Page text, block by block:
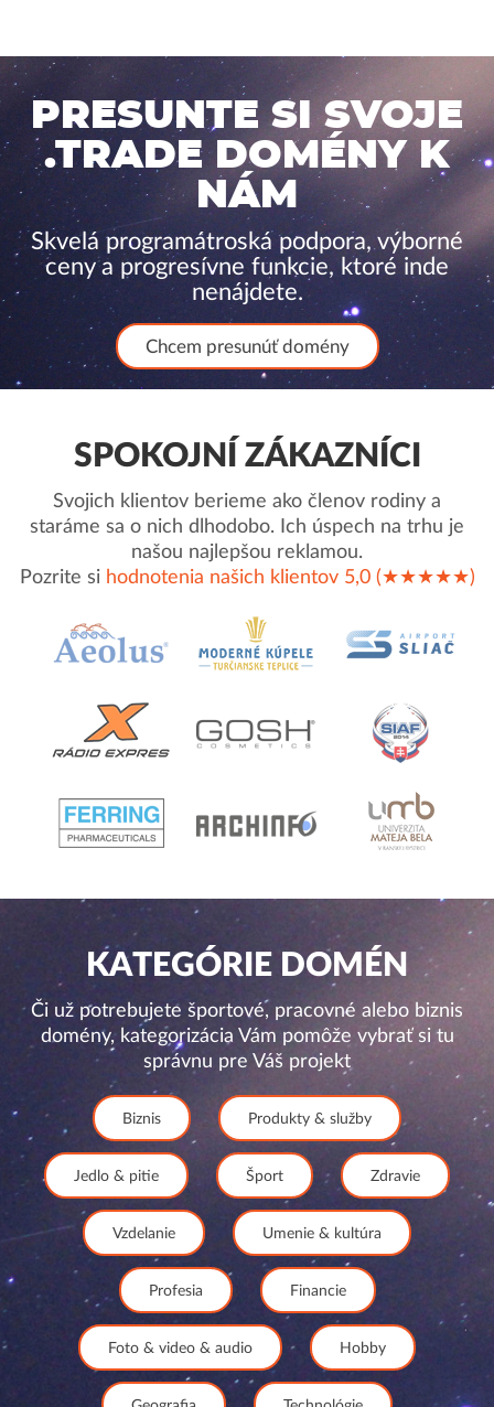
PRESUNTE SI SVOJE
.TRADE DOMÉNY K
NÁM
Skvelá programátroská podpora, výborné
ceny a progresívne funkcie, ktoré inde
nenájdete.
Chcem presunúť domény
SPOKOJNÍ ZÁKAZNÍCI
Svojich klientov berieme ako členov rodiny a
staráme sa o nich dlhodobo. Ich úspech na trhu je
našou najlepšou reklamou.
Pozrite si hodnotenia našich klientov 5,0 (★★★★★)
KATEGÓRIE DOMÉN
Či už potrebujete športové, pracovné alebo biznis
domény, kategorizácia Vám pomôže vybrať si tu
správnu pre Váš projekt
Biznis Produkty & služby
Jedlo & pitie Šport Zdravie
Vzdelanie Umenie & kultúra
Profesia Financie
Foto & video & audio Hobby